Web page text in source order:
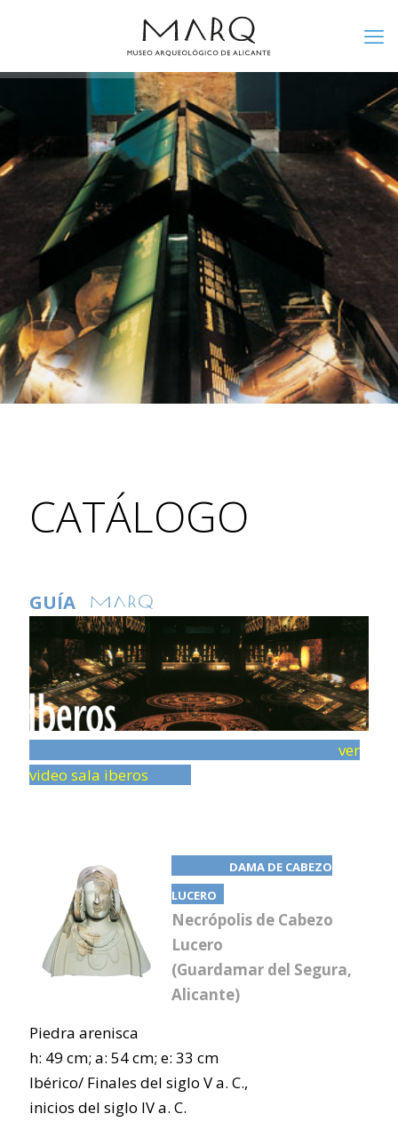
CATÁLOGO
GUÍA
ver
video sala iberos
DAMA DE CABEZO
LUCERO
Necrópolis de Cabezo
Lucero
(Guardamar del Segura,
Alicante)
Piedra arenisca
h: 49 cm; a: 54 cm; e: 33 cm
Ibérico/ Finales del siglo V a. C.,
inicios del siglo IV a. C.